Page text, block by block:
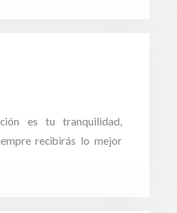
es tu tranquilidad,
recibirás lo mejor